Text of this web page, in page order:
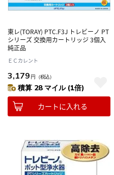
東レ(TORAY) PTC.F3J トレビーノ PT
シリーズ 交換用カートリッジ 3個入
純正品
ＥＣカレント
3,179 円 （税込）
積算 28 マイル (1倍)
カートに入れる